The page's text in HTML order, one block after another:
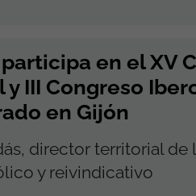
participa en el XV
III Congreso
en Gijón
director territorial de
y reivindicativo